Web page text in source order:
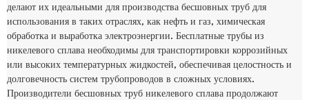
делают их идеальными для производства бесшовных труб для
использования в таких отраслях, как нефть и газ, химическая
обработка и выработка электроэнергии. Бесплатные трубы из
никелевого сплава необходимы для транспортировки коррозийных
или высоких температурных жидкостей, обеспечивая целостность и
долговечность систем трубопроводов в сложных условиях.
Производители бесшовных труб никелевого сплава продолжают